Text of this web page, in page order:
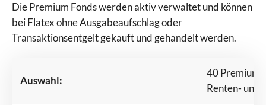
Die Premium Fonds werden aktiv verwaltet und können
bei Flatex ohne Ausgabeaufschlag oder
Transaktionsentgelt gekauft und gehandelt werden.
Auswahl:
40
Renten- und